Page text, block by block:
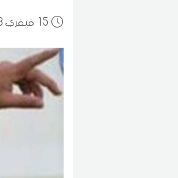
15 17:06 2023 فيفري